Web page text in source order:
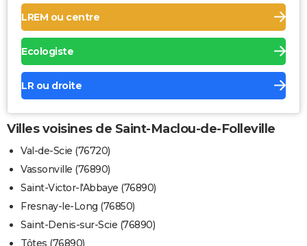
LREM ou centre
Ecologiste
LR ou droite
Villes voisines de Saint-Maclou-de-Folleville
Val-de-Scie (76720)
Vassonville (76890)
Saint-Victor-l'Abbaye (76890)
Fresnay-le-Long (76850)
Saint-Denis-sur-Scie (76890)
Tôtes (76890)